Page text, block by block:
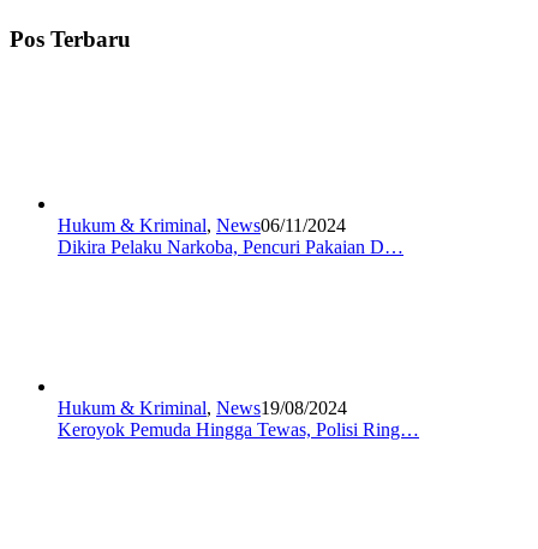
Pos Terbaru
Hukum & Kriminal, News06/11/2024
Dikira Pelaku Narkoba, Pencuri Pakaian D…
Hukum & Kriminal, News19/08/2024
Keroyok Pemuda Hingga Tewas, Polisi Ring…